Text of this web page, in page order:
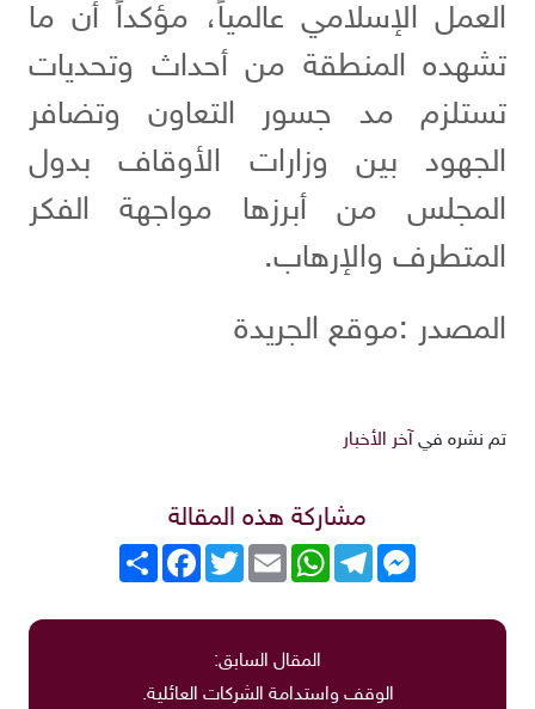
العمل الإسلامي عالمياً، مؤكداً أن ما
تشهده المنطقة من أحداث وتحديات
تستلزم مد جسور التعاون وتضافر
الجهود بين وزارات الأوقاف بدول
المجلس من أبرزها مواجهة الفكر
المتطرف والإرهاب.
المصدر :موقع الجريدة
تم نشره في آخر الأخبار
مشاركة هذه المقالة
انشر
FacebookTwitterEmail
WhatsAppTelegram
Messenger
المقال السابق:
الوقف واستدامة الشركات العائلية.